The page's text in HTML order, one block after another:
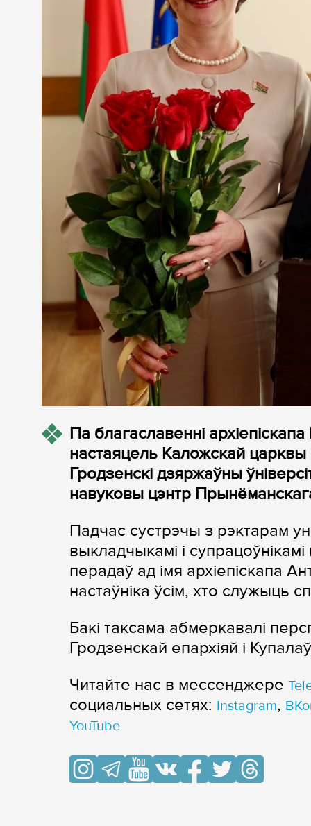
Па благаславенні
настаяцель Каложскай царквы
Гродзенскі дзяржаўны
навуковы цэнтр
Падчас сустрэчы з рэктарам
выкладчыкамі і
перадаў ад імя архіепіскапа
настаўніка ўсім, хто служыць
Бакі таксама абмеркавалі
Гродзенскай епархіяй і
Читайте нас в мессенджере
cоциальных сетях: Instagram,
YouTube